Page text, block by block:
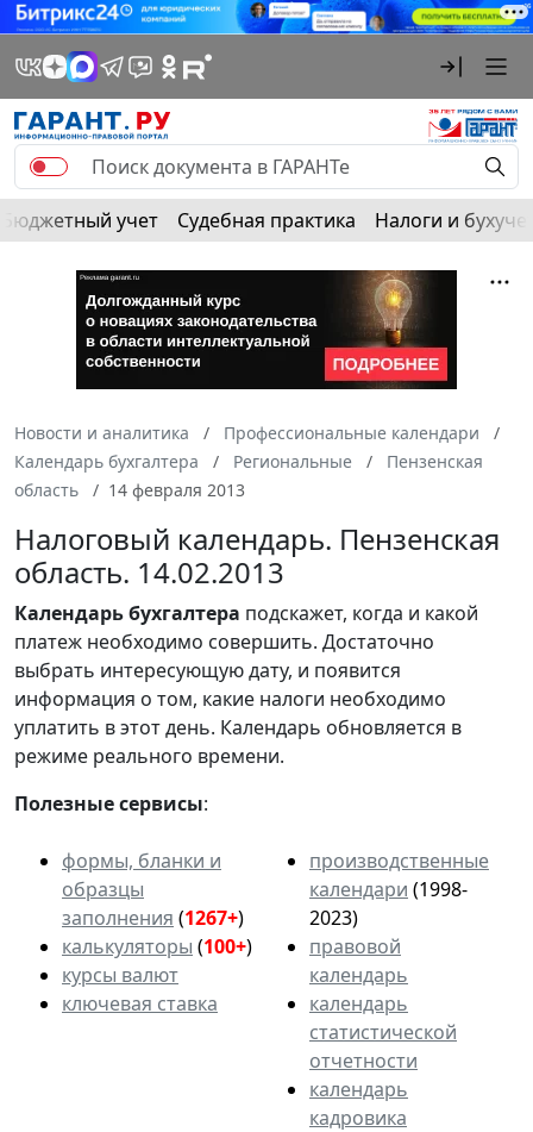
Бюджетный учет Судебная практика Налоги и
Новости и аналитика
Профессиональные календари
Календарь бухгалтера
Региональные
Пензенская
область
14 февраля 2013
Налоговый календарь. Пензенская
область. 14.02.2013
Календарьбухгалтера подскажет, когда и какой
платеж необходимо совершить. Достаточно
выбрать интересующую дату, и появится
информация о том, какие налоги необходимо
уплатить в этот день. Календарь обновляется в
режиме реального времени.
Полезные сервисы:
формы, бланки и
образцы
заполнения (1267+)
калькуляторы (100+)
курсы валют
ключевая ставка
производственные
календари (1998-
2023)
правовой
календарь
календарь
статистической
отчетности
календарь
кадровика